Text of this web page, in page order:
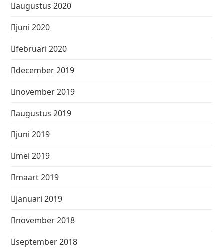
augustus 2020
juni 2020
februari 2020
december 2019
november 2019
augustus 2019
juni 2019
mei 2019
maart 2019
januari 2019
november 2018
september 2018